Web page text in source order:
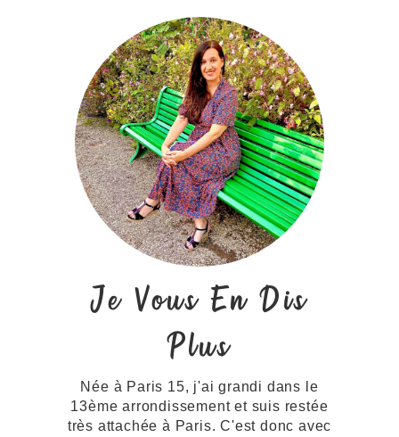
Je Vous En Dis
Plus
Née à Paris 15, j'ai grandi dans le
13ème arrondissement et suis restée
très attachée à Paris. C'est donc avec